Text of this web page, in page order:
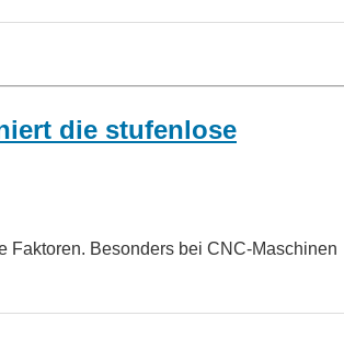
die stufenlose
Faktoren. Besonders bei CNC-Maschinen